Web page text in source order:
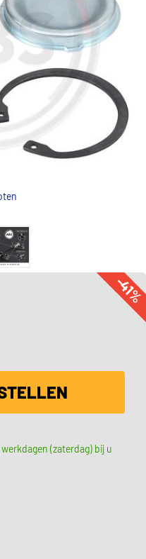
-41%
(zaterdag) bij u